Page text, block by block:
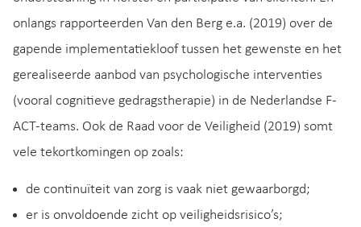
onlangs rapporteerden Van den Berg e.a. (2019) over de
gapende implementatiekloof tussen het gewenste en het
gerealiseerde aanbod van psychologische interventies
(vooral cognitieve gedragstherapie) in de Nederlandse F-
ACT-teams. Ook de Raad voor de Veiligheid (2019) somt
vele tekortkomingen op zoals:
de continuïteit van zorg is vaak niet gewaarborgd;
er is onvoldoende zicht op veiligheidsrisico’s;